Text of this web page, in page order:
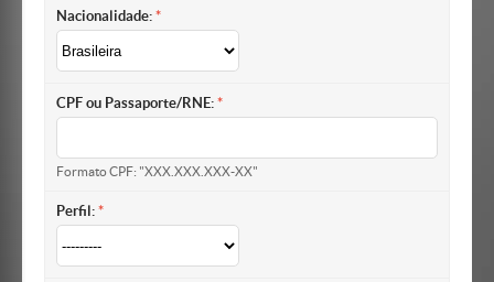
Nacionalidade:
CPF ou Passaporte/RNE:
Formato CPF: "XXX.XXX.XXX-XX"
Perfil: